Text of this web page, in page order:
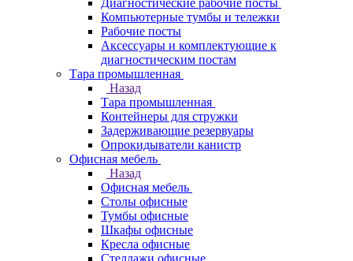
Диагностические рабочие посты
Компьютерные тумбы и тележки
Рабочие посты
Аксессуары и комплектующие к
диагностическим постам
Тара промышленная
Назад
Тара промышленная
Контейнеры для стружки
Задерживающие резервуары
Опрокидыватели канистр
Офисная мебель
Назад
Офисная мебель
Столы офисные
Тумбы офисные
Шкафы офисные
Кресла офисные
Стеллажи офисные